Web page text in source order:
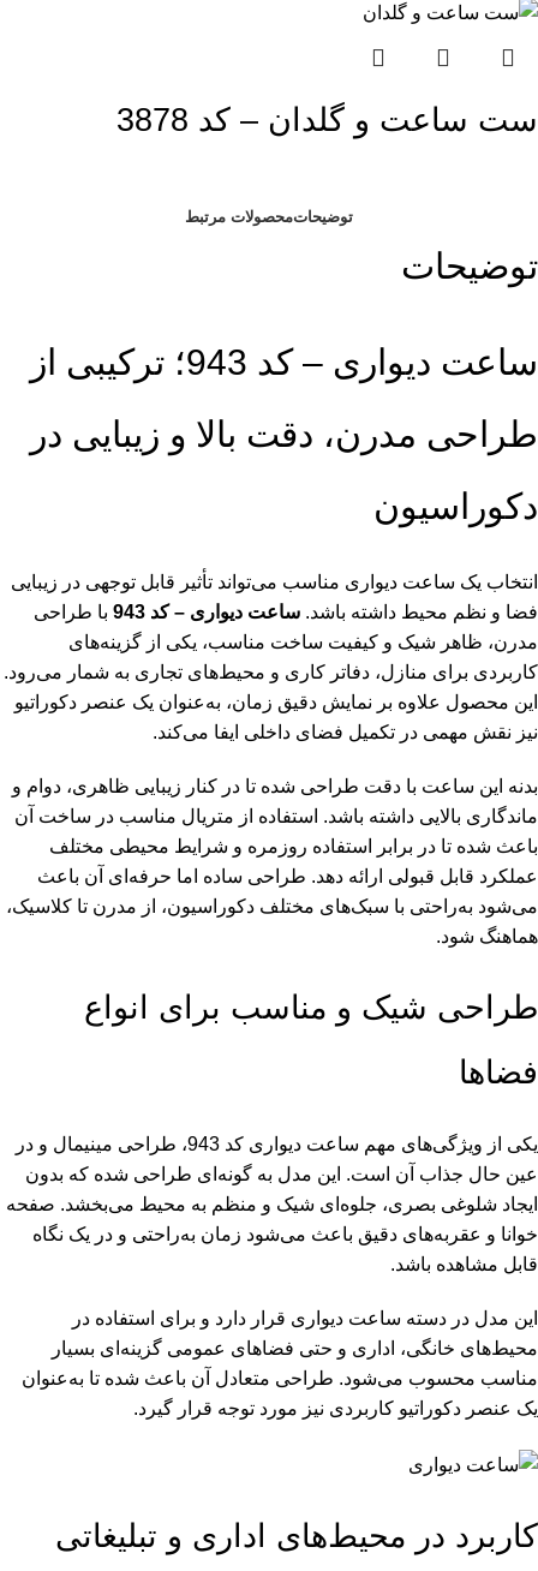
ست ساعت و گلدان – کد 3878
توضیحاتمحصولات مرتبط
توضیحات
ساعت دیواری – کد 943؛ ترکیبی از
طراحی مدرن، دقت بالا و زیبایی در
دکوراسیون
انتخاب یک ساعت دیواری مناسب می‌تواند تأثیر قابل توجهی در زیبایی
فضا و نظم محیط داشته باشد. ساعت دیواری – کد 943
با طراحی
مدرن، ظاهر شیک و کیفیت ساخت مناسب، یکی از گزینه‌های
کاربردی برای منازل، دفاتر کاری و محیط‌های تجاری به شمار می‌رود.
این محصول علاوه بر نمایش دقیق زمان، به‌عنوان یک عنصر دکوراتیو
نیز نقش مهمی در تکمیل فضای داخلی ایفا می‌کند.
بدنه این ساعت با دقت طراحی شده تا در کنار زیبایی ظاهری، دوام و
ماندگاری بالایی داشته باشد. استفاده از متریال مناسب در ساخت آن
باعث شده تا در برابر استفاده روزمره و شرایط محیطی مختلف
عملکرد قابل قبولی ارائه دهد. طراحی ساده اما حرفه‌ای آن باعث
می‌شود به‌راحتی با سبک‌های مختلف دکوراسیون، از مدرن تا کلاسیک،
هماهنگ شود.
طراحی شیک و مناسب برای انواع
فضاها
یکی از ویژگی‌های مهم ساعت دیواری کد 943، طراحی مینیمال و در
عین حال جذاب آن است. این مدل به گونه‌ای طراحی شده که بدون
ایجاد شلوغی بصری، جلوه‌ای شیک و منظم به محیط می‌بخشد. صفحه
خوانا و عقربه‌های دقیق باعث می‌شود زمان به‌راحتی و در یک نگاه
قابل مشاهده باشد.
این مدل در دسته ساعت دیواری قرار دارد و برای استفاده در
محیط‌های خانگی، اداری و حتی فضاهای عمومی گزینه‌ای بسیار
مناسب محسوب می‌شود. طراحی متعادل آن باعث شده تا به‌عنوان
یک عنصر دکوراتیو کاربردی نیز مورد توجه قرار گیرد.
کاربرد در محیط‌های اداری و تبلیغاتی